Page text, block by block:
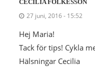
CECILIA FOLKESSON
27 juni, 2016 - 15:52
Hej Maria!
Tack för tips! Cykla
Hälsningar Cecilia